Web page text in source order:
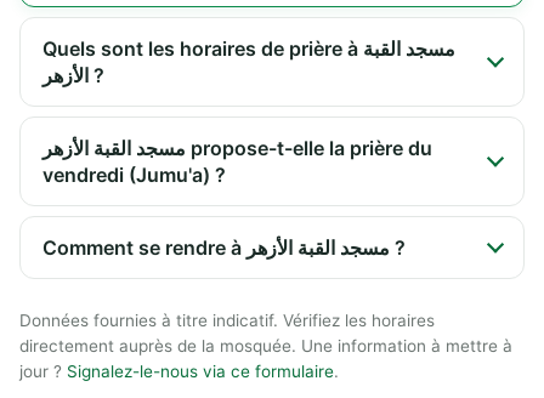
Quels sont les horaires de prière à مسجد القبة
الأزهر ?
مسجد القبة الأزهر propose-t-elle la prière du
vendredi (Jumu'a) ?
Comment se rendre à مسجد القبة الأزهر ?
Données fournies à titre indicatif. Vérifiez les horaires
directement auprès de la mosquée. Une information à mettre à
jour ? Signalez-le-nous via ce formulaire.